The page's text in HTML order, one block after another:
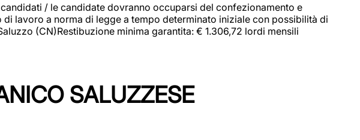
/ le candidate dovranno occuparsi del confezionamento e
lavoro a norma di legge a tempo determinato iniziale con possibilità di
(CN)Restibuzione minima garantita: € 1.306,72 lordi mensili
SALUZZESE